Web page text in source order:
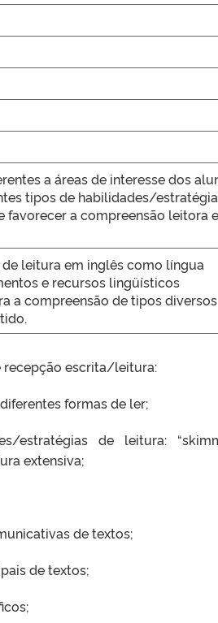
a áreas de interesse dos
tipos de habilidades/
a compreensão leitora
leitura em inglês como língua
e recursos lingüísticos
a compreensão de tipos diversos
recepção escrita/leitura:
formas de ler;
estratégias de leitura:
extensiva;
de textos;
de textos;